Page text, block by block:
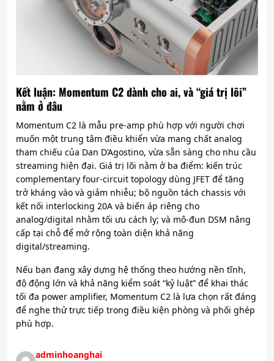
Kết luận: Momentum C2 dành cho ai, và “giá trị lõi”
nằm ở đâu
Momentum C2 là mẫu pre-amp phù hợp với người chơi
muốn một trung tâm điều khiển vừa mang chất analog
tham chiếu của Dan D’Agostino, vừa sẵn sàng cho nhu cầu
streaming hiện đại. Giá trị lõi nằm ở ba điểm: kiến trúc
complementary four-circuit topology dùng JFET để tăng
trở kháng vào và giảm nhiễu; bộ nguồn tách chassis với
kết nối interlocking 20A và biến áp riêng cho
analog/digital nhằm tối ưu cách ly; và mô-đun DSM nâng
cấp tại chỗ để mở rộng toàn diện khả năng
digital/streaming.
Nếu bạn đang xây dựng hệ thống theo hướng nền tĩnh,
độ động lớn và khả năng kiểm soát “kỷ luật” để khai thác
tối đa power amplifier, Momentum C2 là lựa chọn rất đáng
để nghe thử trực tiếp trong điều kiện phòng và phối ghép
phù hợp.
adminhoanghai